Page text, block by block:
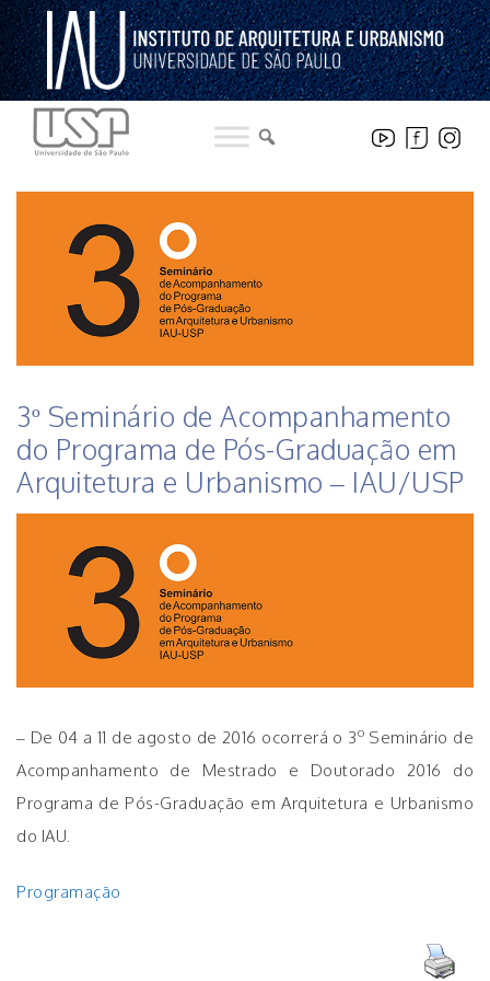
Pular
para
o
conteúdo
3º Seminário de Acompanhamento
do Programa de Pós-Graduação em
Arquitetura e Urbanismo – IAU/USP
– De 04 a 11 de agosto de 2016 ocorrerá o 3o Seminário de
Acompanhamento de Mestrado e Doutorado 2016 do
Programa de Pós-Graduação em Arquitetura e Urbanismo
do IAU.
Programação